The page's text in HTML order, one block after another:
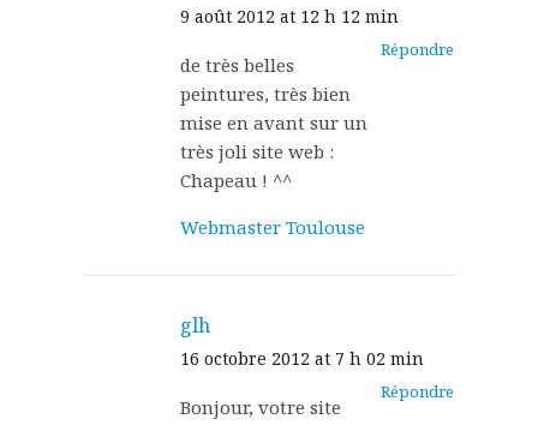
9 août 2012 at 12 h 12 min
Répondre
de très belles
peintures, très bien
mise en avant sur un
très joli site web :
Chapeau ! ^^
Webmaster Toulouse
glh
16 octobre 2012 at 7 h 02 min
Répondre
Bonjour, votre site